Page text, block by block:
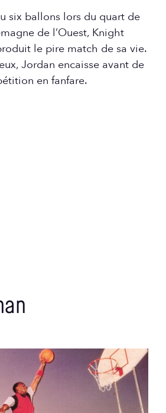
six ballons lors du quart de
de l’Ouest, Knight
le pire match de sa vie.
Jordan encaisse avant de
en fanfare.